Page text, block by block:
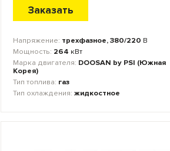
Заказать
Напряжение: трехфазное, 380/220 В
Мощность: 264 кВт
Марка двигателя: DOOSAN by PSI (Южная
Корея)
Тип топлива: газ
Тип охлаждения:жидкостное